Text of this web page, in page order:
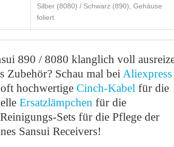
Silber (8080) / Schwarz (890), Gehäuse
foliert
890 / 8080 klanglich voll
Zubehör? Schau mal bei Aliexpress
hochwertige Cinch-Kabelfür die
Ersatzlämpchen für die
Sets für die Pflege der
Sansui Receivers!